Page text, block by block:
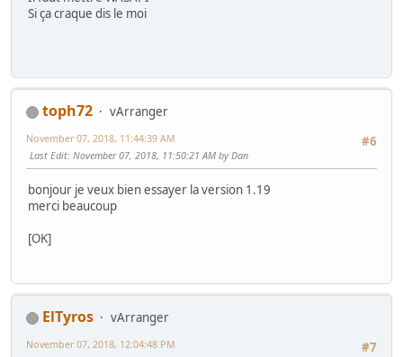
Si ça craque dis le moi
toph72
vArranger
#6
November 07, 2018, 11:44:39 AM
Last Edit: November 07, 2018, 11:50:21 AM by Dan
bonjour je veux bien essayer la version 1.19
merci beaucoup
[OK]
ElTyros
vArranger
#7
November 07, 2018, 12:04:48 PM